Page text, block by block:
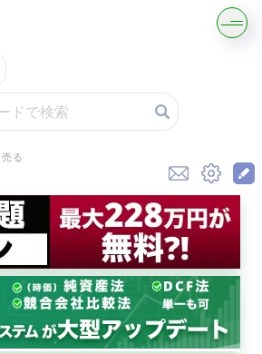
ムを読む
集する
／売る
型を探す
話する
を算定
る